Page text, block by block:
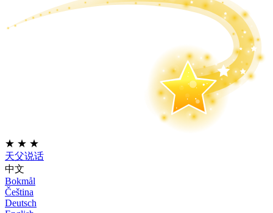
★ ★ ★
天父说话
中文
Bokmål
Čeština
Deutsch